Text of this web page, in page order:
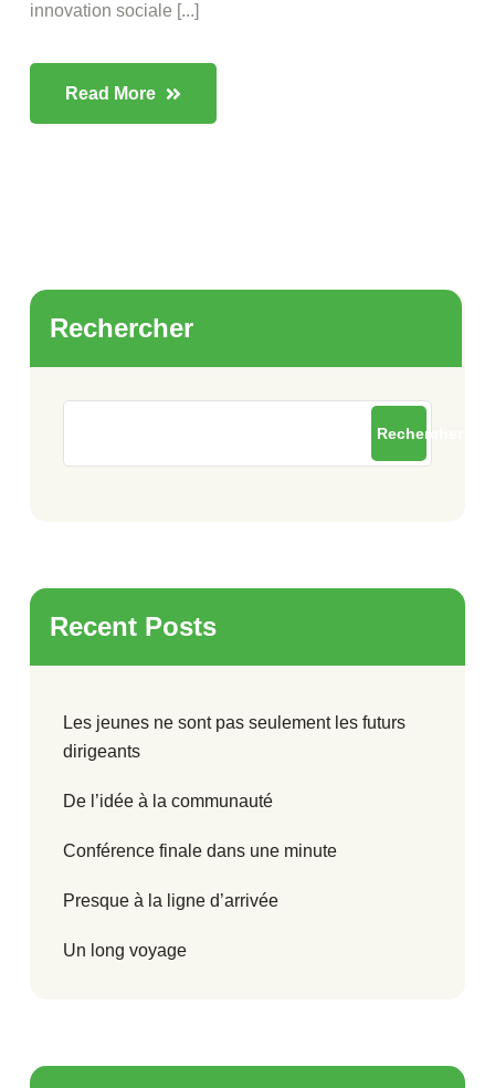
innovation sociale [...]
Read More
Rechercher
Rechercher
Recent Posts
Les jeunes ne sont pas seulement les futurs
dirigeants
De l’idée à la communauté
Conférence finale dans une minute
Presque à la ligne d’arrivée
Un long voyage